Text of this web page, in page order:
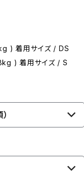
) 着用サイズ / DS
) 着用サイズ / S